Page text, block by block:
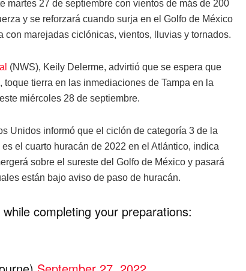
martes 27 de septiembre con vientos de más de 200
y se reforzará cuando surja en el Golfo de México
marejadas ciclónicas, vientos, lluvias y tornados.
(NWS), Keily Delerme, advirtió que se espera que
tierra en las inmediaciones de Tampa en la
miércoles 28 de septiembre.
Unidos informó que el ciclón de categoría 3 de la
el cuarto huracán de 2022 en el Atlántico, indica
sobre el sureste del Golfo de México y pasará
están bajo aviso de paso de huracán.
completing your preparations: